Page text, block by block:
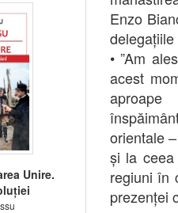
Unire.
Enzo
• ”Am
acest
orientale
și la
regiuni în
prezenței